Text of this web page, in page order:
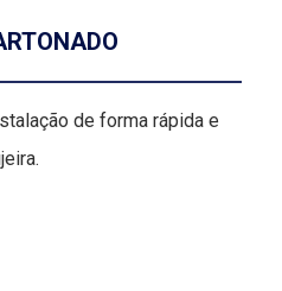
de forma rápida e